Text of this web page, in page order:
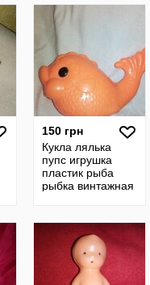
150 грн
Кукла лялька
пупс игрушка
пластик рыба
рыбка винтажная
гдр ссср